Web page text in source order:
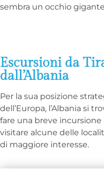
sembra un occhio
Escursioni da
dall’Albania
Per la sua posizione
dell’Europa, l’Albania si
fare una breve
visitare alcune delle
di maggiore interesse.